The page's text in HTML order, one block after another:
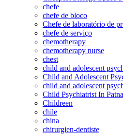
chefe
chefe de bloco
Chefe de laboratório de
chefe de serviço
chemotherapy
chemotherapy nurse
chest
child and adolescent
Child and Adolescent
child and adolescent
Child Psychiatrist In Patna
Childreen
chile
china
chirurgien-dentiste